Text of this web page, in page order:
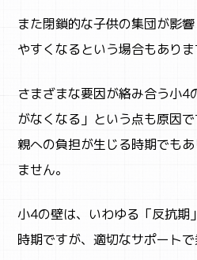
また閉鎖的な子供の集団が影
やすくなるという場合もありま
さまざまな要因が絡み合う小4
がなくなる」という点も原因で
親への負担が生じる時期でも
ません。
小4の壁は、いわゆる「反抗期
時期ですが、適切なサポートで